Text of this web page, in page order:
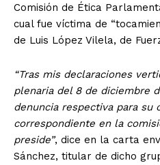
Comisión de Ética
cual fue víctima de
de Luis López Vilela, de
“Tras mis declaraciones
plenaria del 8 de diciembre
denuncia respectiva para
correspondiente en la
preside”, dice en la carta
Sánchez, titular de dicho